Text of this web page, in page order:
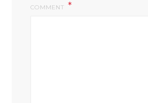
COMMENT